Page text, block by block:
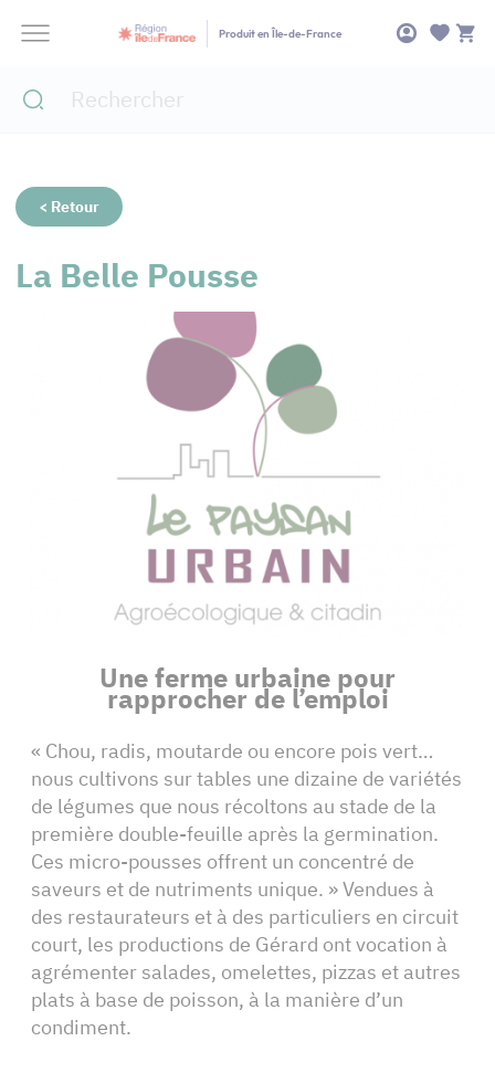
Produit en Île-de-France
< Retour
La Belle Pousse
Une ferme urbaine pour
rapprocher de l’emploi
« Chou, radis, moutarde ou encore pois vert…
nous cultivons sur tables une dizaine de variétés
de légumes que nous récoltons au stade de la
première double-feuille après la germination.
Ces micro-pousses offrent un concentré de
saveurs et de nutriments unique. » Vendues à
des restaurateurs et à des particuliers en circuit
court, les productions de Gérard ont vocation à
agrémenter salades, omelettes, pizzas et autres
plats à base de poisson, à la manière d’un
condiment.